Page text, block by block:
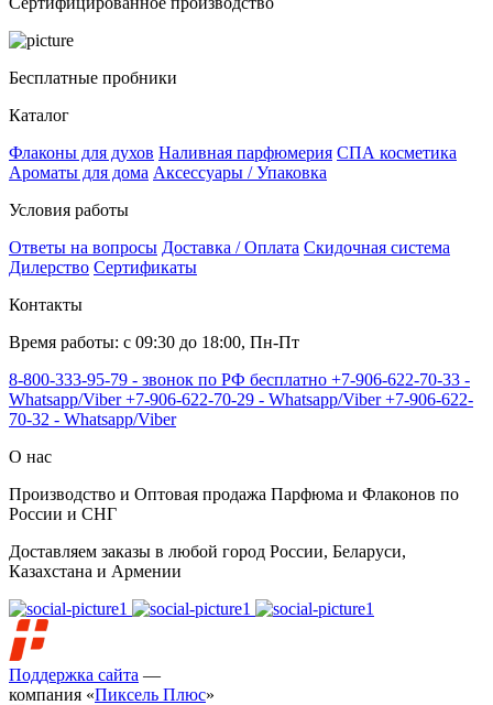
Бесплатные пробники
Каталог
Флаконы для духов Наливная парфюмерия СПА косметика
Ароматы для дома Аксессуары / Упаковка
Условия работы
Ответы на вопросы Доставка / Оплата Скидочная система
Дилерство Сертификаты
Контакты
Время работы: с 09:30 до 18:00, Пн-Пт
8-800-333-95-79 - звонок по РФ бесплатно +7-906-622-70-33 -
Whatsapp/Viber+7-906-622-70-29 - Whatsapp/Viber+7-906-622-
70-32 - Whatsapp/Viber
О нас
Производство и Оптовая продажа Парфюма и Флаконов по
России и СНГ
Доставляем заказы в любой город России, Беларуси,
Казахстана и Армении
Поддержка сайта —
компания «Пиксель Плюс»